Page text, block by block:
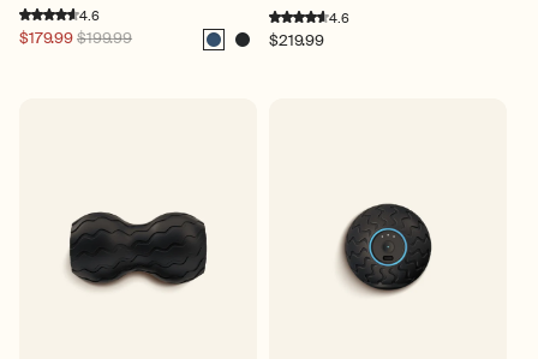
4.6
Prix
$179.99$199.99
4.6
Prix
$219.99